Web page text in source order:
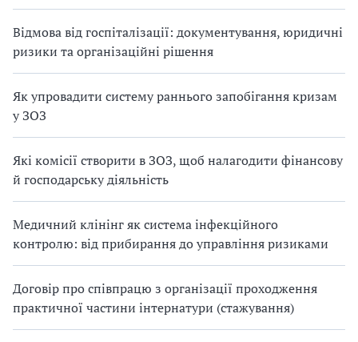
Відмова від госпіталізації: документування, юридичні
ризики та організаційні рішення
Як упровадити систему раннього запобігання кризам
у ЗОЗ
Які комісії створити в ЗОЗ, щоб налагодити фінансову
й господарську діяльність
Медичний клінінг як система інфекційного
контролю: від прибирання до управління ризиками
Договір про співпрацю з організації проходження
практичної частини інтернатури (стажування)